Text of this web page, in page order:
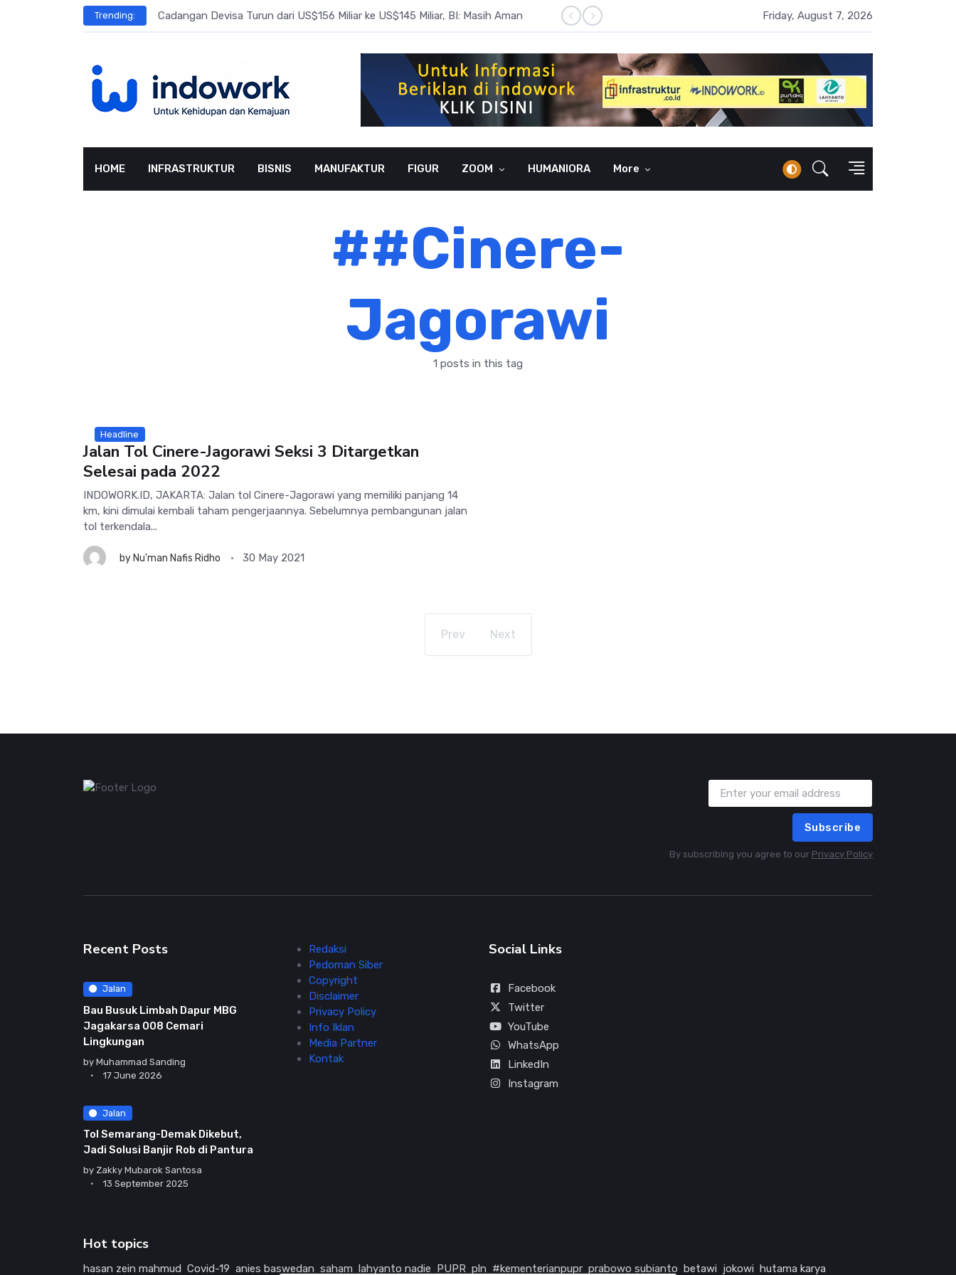
Trending: Cadangan Devisa Turun dari US$156 Miliar ke US$145 Miliar, BI: Masih Aman BI Rate Naik 100 Bps, Destry Sebut Stabilitas Rupiah Jadi Prioritas
Friday, August 7, 2026
HOME INFRASTRUKTUR BISNIS MANUFAKTUR FIGUR ZOOM HUMANIORA More
##Cinere-
Jagorawi
1 posts in this tag
Headline
Jalan Tol Cinere-Jagorawi Seksi 3 Ditargetkan
Selesai pada 2022
INDOWORK.ID, JAKARTA: Jalan tol Cinere-Jagorawi yang memiliki panjang 14
km, kini dimulai kembali taham pengerjaannya. Sebelumnya pembangunan jalan
tol terkendala...
by Nu'man Nafis Ridho 30 May 2021
Prev Next
Subscribe
By subscribing you agree to our Privacy Policy
Recent Posts
Jalan
Bau Busuk Limbah Dapur MBG
Jagakarsa 008 Cemari
Lingkungan
by Muhammad Sanding
17 June 2026
Jalan
Tol Semarang-Demak Dikebut,
Jadi Solusi Banjir Rob di Pantura
by Zakky Mubarok Santosa
13 September 2025
Redaksi
Pedoman Siber
Copyright
Disclaimer
Privacy Policy
Info Iklan
Media Partner
Kontak
Social Links
Facebook
Twitter
YouTube
WhatsApp
LinkedIn
Instagram
Hot topics
hasan zein mahmud Covid-19 anies baswedan saham lahyanto nadie PUPR pln #kementerianpupr prabowo subianto betawi jokowi hutama karya